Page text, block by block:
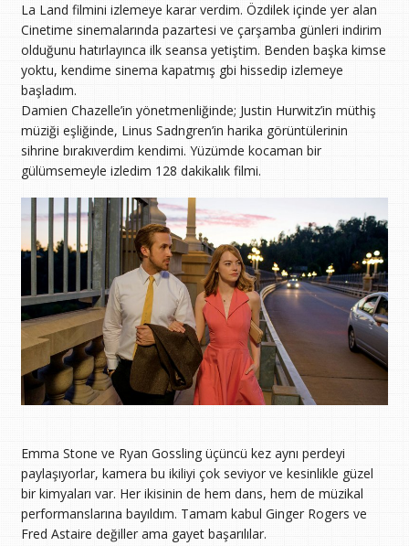
La Land filmini izlemeye karar verdim. Özdilek içinde yer alan
Cinetime sinemalarında pazartesi ve çarşamba günleri indirim
olduğunu hatırlayınca ilk seansa yetiştim. Benden başka kimse
yoktu, kendime sinema kapatmış gbi hissedip izlemeye
başladım.
Damien Chazelle’in yönetmenliğinde; Justin Hurwitz’in müthiş
müziği eşliğinde, Linus Sadngren’in harika görüntülerinin
sihrine bırakıverdim kendimi. Yüzümde kocaman bir
gülümsemeyle izledim 128 dakikalık filmi.
Emma Stone ve Ryan Gossling üçüncü kez aynı perdeyi
paylaşıyorlar, kamera bu ikiliyi çok seviyor ve kesinlikle güzel
bir kimyaları var. Her ikisinin de hem dans, hem de müzikal
performanslarına bayıldım. Tamam kabul Ginger Rogers ve
Fred Astaire değiller ama gayet başarılılar.